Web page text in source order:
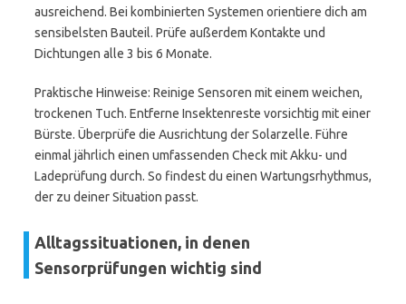
ausreichend. Bei kombinierten Systemen orientiere dich am
sensibelsten Bauteil. Prüfe außerdem Kontakte und
Dichtungen alle 3 bis 6 Monate.
Praktische Hinweise: Reinige Sensoren mit einem weichen,
trockenen Tuch. Entferne Insektenreste vorsichtig mit einer
Bürste. Überprüfe die Ausrichtung der Solarzelle. Führe
einmal jährlich einen umfassenden Check mit Akku- und
Ladeprüfung durch. So findest du einen Wartungsrhythmus,
der zu deiner Situation passt.
Alltagssituationen, in denen
Sensorprüfungen wichtig sind